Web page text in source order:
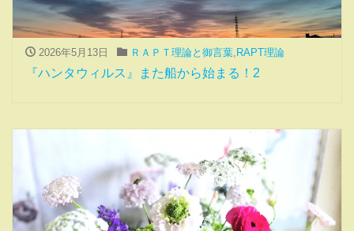
2026年5月13日 ＲＡＰＴ理論と御言葉, RAPT理論
『ハンタウィルス』また船から始まる！2